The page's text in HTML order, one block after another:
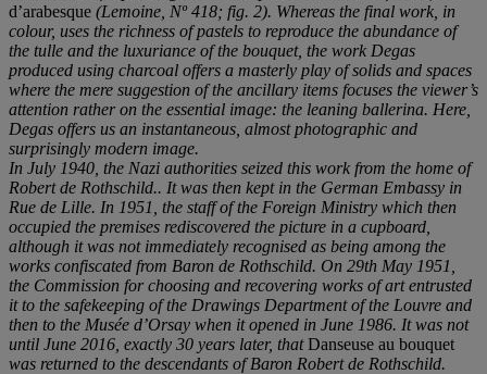
d’arabesque (Lemoine, Nº 418; fig. 2). Whereas the final work, in
colour, uses the richness of pastels to reproduce the abundance of
the tulle and the luxuriance of the bouquet, the work Degas
produced using charcoal offers a masterly play of solids and spaces
where the mere suggestion of the ancillary items focuses the viewer’s
attention rather on the essential image: the leaning ballerina. Here,
Degas offers us an instantaneous, almost photographic and
surprisingly modern image.
In July 1940, the Nazi authorities seized this work from the home of
Robert de Rothschild.. It was then kept in the German Embassy in
Rue de Lille. In 1951, the staff of the Foreign Ministry which then
occupied the premises rediscovered the picture in a cupboard,
although it was not immediately recognised as being among the
works confiscated from Baron de Rothschild. On 29th May 1951,
the Commission for choosing and recovering works of art entrusted
it to the safekeeping of the Drawings Department of the Louvre and
then to the Musée d’Orsay when it opened in June 1986. It was not
until June 2016, exactly 30 years later, thatDanseuse au bouquet
was returned to the descendants of Baron Robert de Rothschild.